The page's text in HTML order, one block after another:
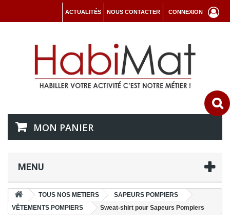
CONNEXION
NOUS CONTACTER
ACTUALITÉS
MON PANIER
MENU
TOUS NOS METIERS
SAPEURS POMPIERS
VÊTEMENTS POMPIERS
Sweat-shirt pour Sapeurs Pompiers